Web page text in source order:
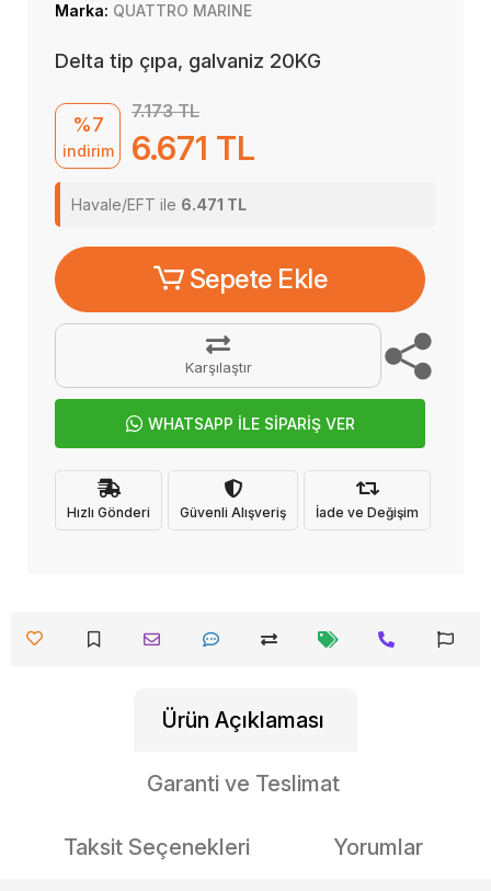
Marka: QUATTRO MARINE
Delta tip çıpa, galvaniz 20KG
%7
indirim
7.173 TL
6.671 TL
Havale/EFT ile 6.471 TL
Sepete Ekle
Karşılaştır
WHATSAPP İLE SİPARİŞ VER
Hızlı Gönderi Güvenli Alışveriş İade ve Değişim
Ürün Açıklaması
Garanti ve Teslimat
Taksit Seçenekleri Yorumlar